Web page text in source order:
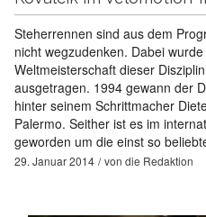
Steherrennen sind aus dem
nicht wegzudenken. Dabei
Weltmeisterschaft dieser
ausgetragen. 1994 gewann der
hinter seinem Schrittmacher
Palermo. Seither ist es im
geworden um die einst so
29. Januar 2014 von die Redaktion